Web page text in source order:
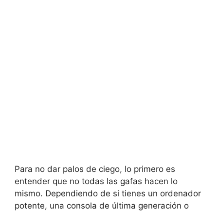
Para no dar palos de ciego, lo primero es
entender que no todas las gafas hacen lo
mismo. Dependiendo de si tienes un ordenador
potente, una consola de última generación o